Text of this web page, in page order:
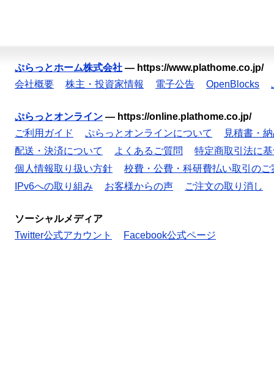
ぷらっとホーム株式会社 — https://www.plathome.co.jp/
会社概要
株主・投資家情報 電子公告 OpenBlocks
ぷらっとオンライン — https://online.plathome.co.jp/
ご利用ガイド
ぷらっとオンラインについて
見積書・
配送・決済について
よくあるご質問
特定商取引法に
個人情報取り扱い方針
校費・公費・科研費払い取引のご
IPv6への取り組み
お客様からの声 ご注文の取り消し
ソーシャルメディア
Twitter公式アカウント
Facebook公式ページ